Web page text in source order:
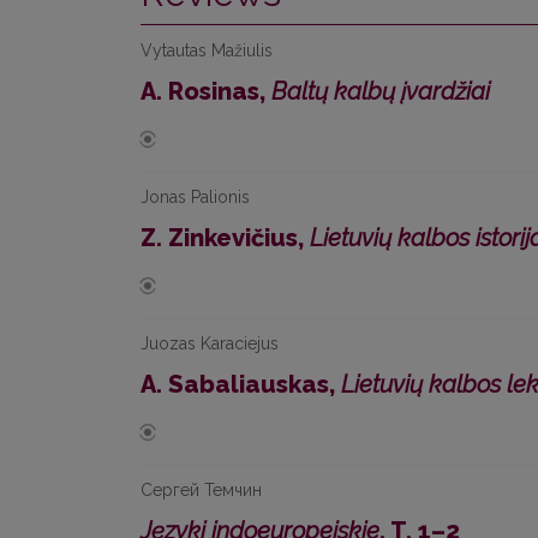
Vytautas Mažiulis
A. Rosinas, Baltų kalbų įvardžiai
Jonas Palionis
Z. Zinkevičius, Lietuvių kalbos
Juozas Karaciejus
A. Sabaliauskas, Lietuvių kalbos
Сергей Темчин
Języki indoeuropejskie. T. 1–2